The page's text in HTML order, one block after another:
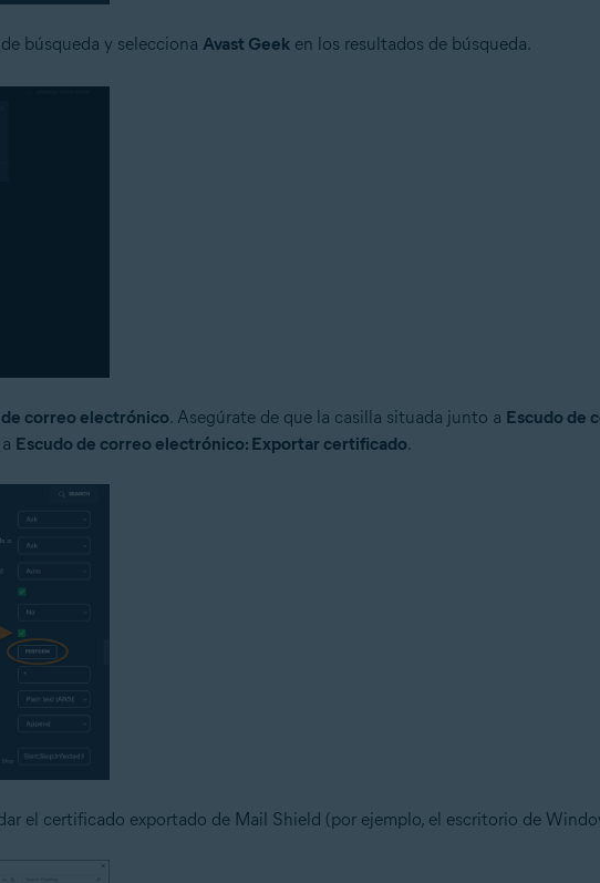
búsqueda y seleccionaAvast Geek en los resultados de búsqueda.
correo electrónico. Asegúrate de que la casilla situada junto a Escudo de
Escudo de correo electrónico: Exportar certificado.
el certificado exportado de Mail Shield (por ejemplo, el escritorio de